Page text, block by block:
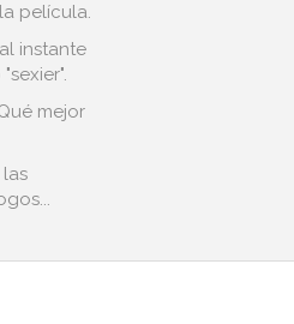
película.
instante
mejor